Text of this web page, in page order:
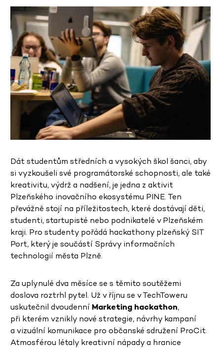
Dát studentům středních a vysokých škol šanci, aby
si vyzkoušeli své programátorské schopnosti, ale také
kreativitu, výdrž a nadšení, je jedna z aktivit
Plzeňského inovačního ekosystému PINE. Ten
převážně stojí na příležitostech, které dostávají děti,
studenti, startupisté nebo podnikatelé v Plzeňském
kraji. Pro studenty pořádá hackathony plzeňský SIT
Port, který je součástí Správy informačních
technologií města Plzně.
Za uplynulé dva měsíce se s těmito soutěžemi
doslova roztrhl pytel. Už v říjnu se v TechToweru
uskutečnil dvoudenní Marketing hackathon,
při kterém vznikly nové strategie, návrhy kampaní
a vizuální komunikace pro občanské sdružení ProCit.
Atmosférou létaly kreativní nápady a hranice